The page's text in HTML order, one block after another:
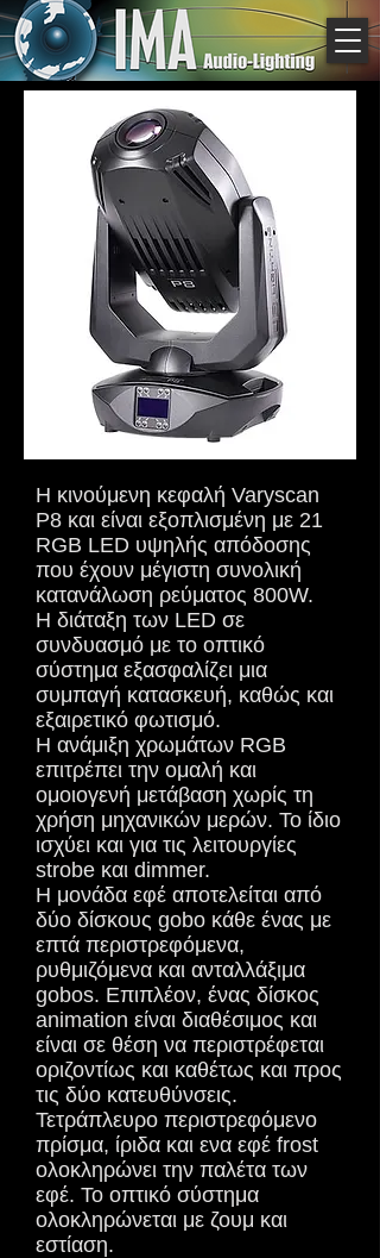
Η κινούμενη κεφαλή Varyscan
P8 και είναι εξοπλισμένη με 21
RGB LED υψηλής απόδοσης
που έχουν μέγιστη συνολική
κατανάλωση ρεύματος 800W.
Η διάταξη των LED σε
συνδυασμό με το οπτικό
σύστημα εξασφαλίζει μια
συμπαγή κατασκευή, καθώς και
εξαιρετικό φωτισμό.
Η ανάμιξη χρωμάτων RGB
επιτρέπει την ομαλή και
ομοιογενή μετάβαση χωρίς τη
χρήση μηχανικών μερών. Το ίδιο
ισχύει και για τις λειτουργίες
strobe και dimmer.
Η μονάδα εφέ αποτελείται από
δύο δίσκους gobo κάθε ένας με
επτά περιστρεφόμενα,
ρυθμιζόμενα και ανταλλάξιμα
gobos. Επιπλέον, ένας δίσκος
animation είναι διαθέσιμος και
είναι σε θέση να περιστρέφεται
οριζοντίως και καθέτως και προς
τις δύο κατευθύνσεις.
Τετράπλευρο περιστρεφόμενο
πρίσμα, ίριδα και ενα εφέ frost
ολοκληρώνει την παλέτα των
εφέ. Το οπτικό σύστημα
ολοκληρώνεται με ζουμ και
εστίαση.